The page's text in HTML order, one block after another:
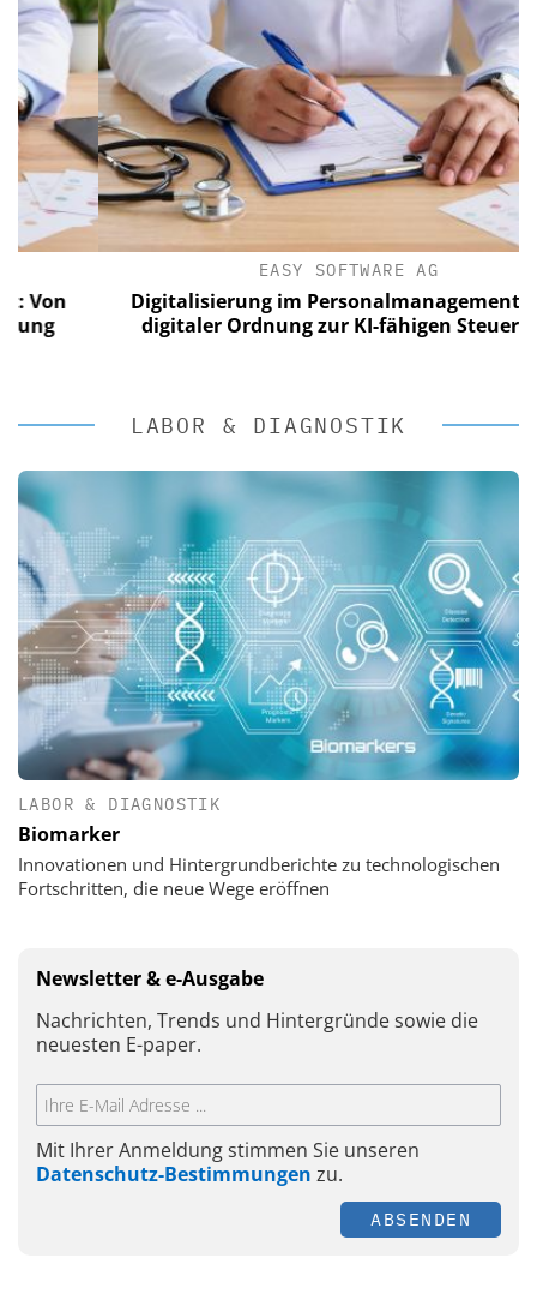
EASY SOFTWARE AG
Digitalisierung im Personalmanagement: Von
digitaler Ordnung zur KI-fähigen Steuerung
LABOR & DIAGNOSTIK
LABOR & DIAGNOSTIK
Biomarker
Innovationen und Hintergrundberichte zu technologischen
Fortschritten, die neue Wege eröffnen
Newsletter & e-Ausgabe
Nachrichten, Trends und Hintergründe sowie die
neuesten E-paper.
Mit Ihrer Anmeldung stimmen Sie unseren
Datenschutz-Bestimmungen zu.
ABSENDEN